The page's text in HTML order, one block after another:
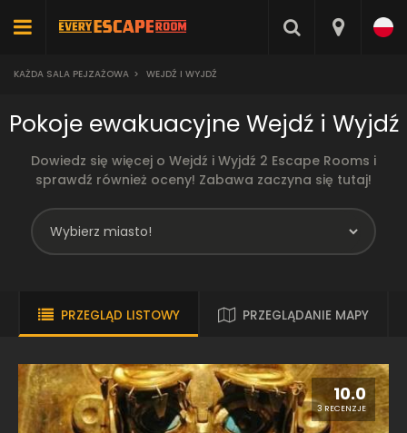
KAŻDA SALA PEJZAŻOWA > WEJDŹ I WYJDŹ
Pokoje ewakuacyjne Wejdź i Wyjdź
Dowiedz się więcej o Wejdź i Wyjdź 2 Escape Rooms i
sprawdź również oceny! Zabawa zaczyna się tutaj!
PRZEGLĄD LISTOWY PRZEGLĄDANIE MAPY
10.0
3 RECENZJE